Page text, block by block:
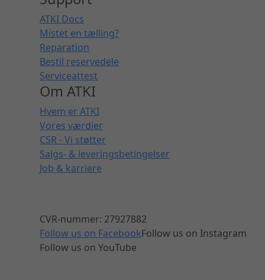
ATKI Docs
Mistet en tælling?
Reparation
Bestil reservedele
Serviceattest
Om ATKI
Hvem er ATKI
Vores værdier
CSR - Vi støtter
Salgs- & leveringsbetingelser
Job & karriere
CVR-nummer: 27927882
Follow us on FacebookFollow us on Instagram
Follow us on YouTube